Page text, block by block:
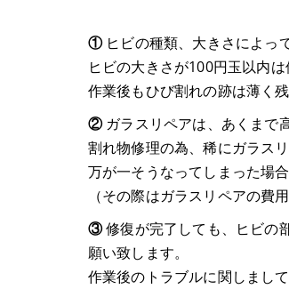
① ヒビの種類、大きさによっ
ヒビの大きさが100円玉以内
作業後もひび割れの跡は薄く
② ガラスリペアは、あくまで
割れ物修理の為、稀にガラス
万が一そうなってしまった場
（その際はガラスリペアの費
③修復が完了しても、ヒビの
願い致します。
作業後のトラブルに関しまし